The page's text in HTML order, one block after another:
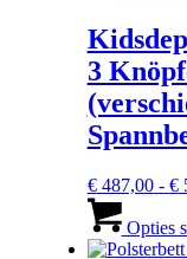
3
€487,00 - €
Opties